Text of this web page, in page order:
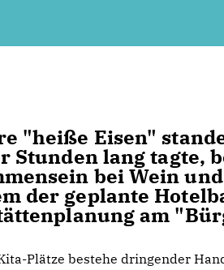
"heiße Eisen"
Stunden lang tagte,
bei Wein
der geplante
am
Plätze bestehe dringender